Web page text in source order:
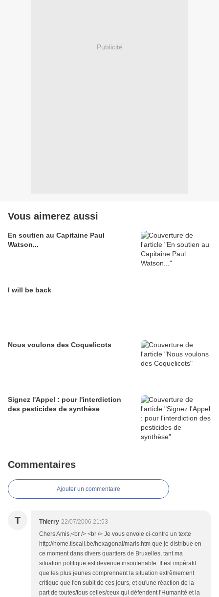
Publicité
Vous aimerez aussi
En soutien au Capitaine Paul
Watson...
I will be back
Nous voulons des Coquelicots
Signez l'Appel : pour l'interdiction
des pesticides de synthèse
Commentaires
Ajouter un commentaire
T Thierry 22/07/2006 21:53
Chers Amis,<br /> <br /> Je vous envoie ci-contre un texte
http://home.tiscali.be/hexagonal/maris.htm que je distribue en
ce moment dans divers quartiers de Bruxelles, tant ma
situation politique est devenue insoutenable. Il est impératif
que les plus jeunes comprennent la situation extrêmement
critique que l'on subit de ces jours, et qu'une réaction de la
part de toutes/tous celles/ceux qui défendent l'Humanité et la